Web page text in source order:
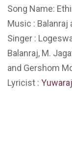
Song Name:
Music : Balanraj
Singer :
Balanraj, M.
and Gershom
Lyricist :